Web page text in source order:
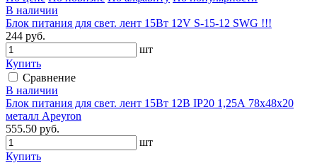
В наличии
Блок питания для свет. лент 15Вт 12V S-15-12 SWG !!!
244 руб.
шт
Купить
Сравнение
В наличии
Блок питания для свет. лент 15Вт 12В IP20 1,25А 78х48х20
металл Apeyron
555.50 руб.
шт
Купить